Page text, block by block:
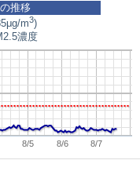
8/5 8/6 8/7
推移
m3)
濃度